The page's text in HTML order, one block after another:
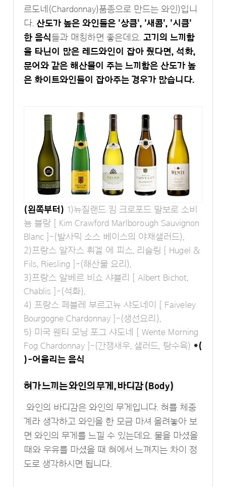
르도네(Chardonnay)품종으로 만드는 와인)입니
다.산도가 높은 와인들은 '상큼', '새콤', '시큼'
한 음식들과 매칭하면 좋은데요.고기의 느끼함
을 타닌이 많은 레드와인이 잡아 줬다면, 석화,
문어와 같은 해산물이 주는 느끼함은 산도가 높
은 화이트와인들이 잡아주는 경우가 많습니다.
(왼쪽부터) 1)뉴질랜드 킴 크로포드 말보로 소비
뇽 블랑 [ Kim Crawford Marlborough Sauvignon
Blanc ]-(발사믹 소스 베이스의 야채샐러드),
2)프랑스 알자스 휘겔 에 피스, 리슬링 [ Hugel &
Fils, Riesling ]-(해산물 요리),
3)프랑스 알베르 비쇼 샤블리 [ Albert Bichot,
Chablis ]-(석화),
4) 프랑스 페블레 부르고뉴 샤도네이 [ Faiveley
Bourgogne Chardonnay ]-(생선요리),
5) 미국 웬티 모닝 포그 샤도네 [ Wente Morning
Fog Chardonnay ]-(간쟁새우, 샐러드, 탕수육) *(
)-어울리는 음식
혀가 느끼는 와인의 무게, 바디감 (Body)
와인의 바디감은 와인의 무게입니다. 혀를 체중
계라 생각하고 와인을 한 모금 마셔 올려놓아 보
면 와인의 무게를 느낄 수 있는데요. 물을 마셨을
때와 우유를 마셨을 때 혀에서 느껴지는 차이 정
도로 생각하시면 됩니다.